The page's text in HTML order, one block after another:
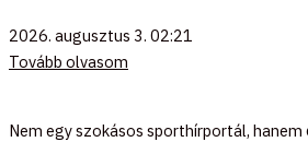
2026. augusztus 3. 02:21
Tovább olvasom
Nem egy szokásos sporthírportál, hanem